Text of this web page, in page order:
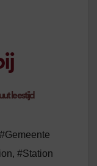
leestijd
#Gemeente
, #Station